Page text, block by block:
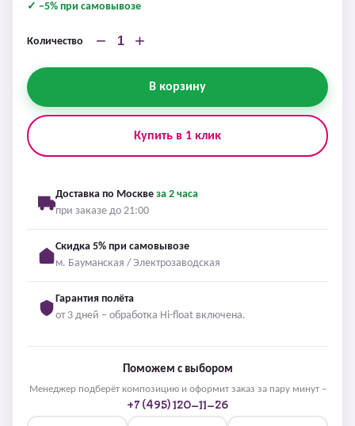
✓ −5% при самовывозе
Количество − +
В корзину
Купить в 1 клик
Доставка по Москве за 2 часа
при заказе до 21:00
Скидка 5% при самовывозе
м. Бауманская / Электрозаводская
Гарантия полёта
от 3 дней – обработка Hi-float включена.
Поможем с выбором
Менеджер подберёт композицию и оформит заказ за пару минут –
+7 (495) 120-11-26